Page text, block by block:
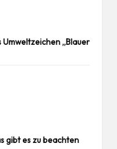
„Blauer
gibt es zu beachten